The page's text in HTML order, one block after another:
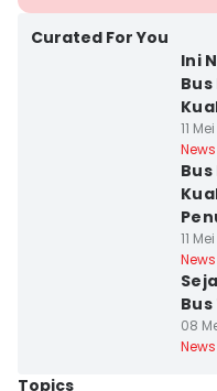
Curated For You
Ini
11
News
11
News
08
News
Topics